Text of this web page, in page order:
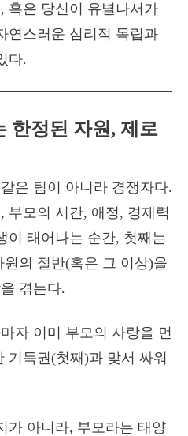
혹은 당신이 유별나서가
연스러운 심리적 독립과
다.
한정된 자원, 제로
은 팀이 아니라 경쟁자다.
부모의 시간, 애정, 경제력
이 태어나는 순간, 첫째는
의 절반(혹은 그 이상)을
겪는다.
자 이미 부모의 사랑을 먼
기득권(첫째)과 맞서 싸워
가 아니라, 부모라는 태양